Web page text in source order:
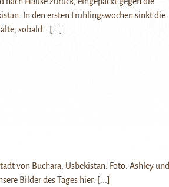
In den ersten Frühlingswochen sinkt die
sobald…
[...]
von Buchara, Usbekistan. Foto: Ashley und
Bilder des Tages hier. [...]